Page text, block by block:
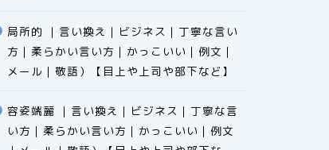
局所的 ｜言い換え｜ビジネス｜丁寧な言い
方｜柔らかい言い方｜かっこいい｜例文｜
メール｜敬語）【目上や上司や部下など】​​​​​​​​​​​​​​​​
容姿端麗 ｜言い換え｜ビジネス｜丁寧な言
い方｜柔らかい言い方｜かっこいい｜例文